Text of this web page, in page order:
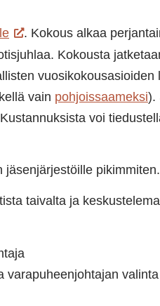
. Kokous alkaa
Kokousta
vuosikokousasioiden
vain pohjoissaameksi).
voi
jäsenjärjestöille pikimmiten.
taivalta ja
varapuheenjohtajan valinta